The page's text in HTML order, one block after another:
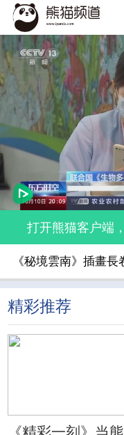
打开熊猫客户端
《秘境雲南》插畫
精彩推荐